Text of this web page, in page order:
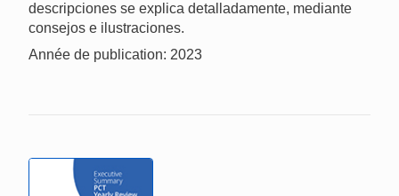
descripciones se explica detalladamente, mediante
consejos e ilustraciones.
Année de publication: 2023